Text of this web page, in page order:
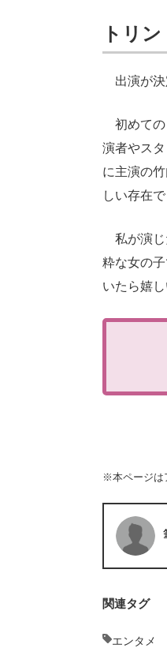
トリ
出演が決
初めての
演者やス
に主演の
しい存在で
私が演じ
粋な女の
いたら嬉し
※本ページは
関連タグ
エンタメ